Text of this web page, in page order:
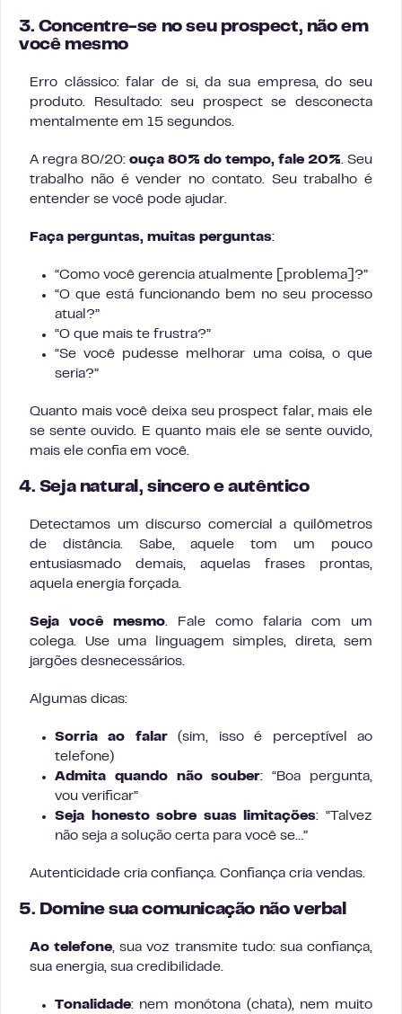
3. Concentre-se no seu prospect, não em
você mesmo
Erro clássico: falar de si, da sua empresa, do seu
produto. Resultado: seu prospect se desconecta
mentalmente em 15 segundos.
A regra 80/20: ouça 80% do tempo, fale 20%. Seu
trabalho não é vender no contato. Seu trabalho é
entender se você pode ajudar.
Faça perguntas, muitas perguntas:
“Como você gerencia atualmente [problema]?”
“O que está funcionando bem no seu processo
atual?”
“O que mais te frustra?”
“Se você pudesse melhorar uma coisa, o que
seria?”
Quanto mais você deixa seu prospect falar, mais ele
se sente ouvido. E quanto mais ele se sente ouvido,
mais ele confia em você.
4. Seja natural, sincero e autêntico
Detectamos um discurso comercial a quilômetros
de distância. Sabe, aquele tom um pouco
entusiasmado demais, aquelas frases prontas,
aquela energia forçada.
Seja você mesmo. Fale como falaria com um
colega. Use uma linguagem simples, direta, sem
jargões desnecessários.
Algumas dicas:
Sorria ao falar(sim, isso é perceptível ao
telefone)
Admita quando não souber: “Boa pergunta,
vou verificar”
Seja honesto sobre suas limitações: “Talvez
não seja a solução certa para você se…”
Autenticidade cria confiança. Confiança cria vendas.
5. Domine sua comunicação não verbal
Ao telefone, sua voz transmite tudo: sua confiança,
sua energia, sua credibilidade.
Tonalidade: nem monótona (chata), nem muito